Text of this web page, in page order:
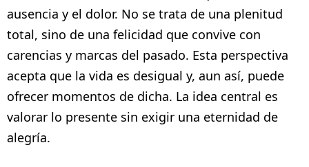
ausencia y el dolor. No se trata de una plenitud
total, sino de una felicidad que convive con
carencias y marcas del pasado. Esta perspectiva
acepta que la vida es desigual y, aun así, puede
ofrecer momentos de dicha. La idea central es
valorar lo presente sin exigir una eternidad de
alegría.